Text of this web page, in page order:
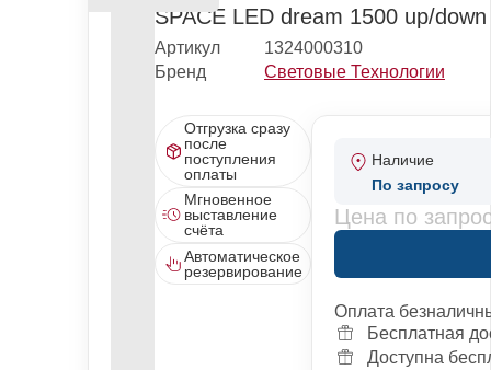
SPACE LED dream 1500 up/
Артикул
1324000310
Бренд
Световые Технологии
Отгрузка сразу
после
поступления
оплаты
Мгновенное
выставление
счёта
Автоматическое
резервирование
Наличие
По запросу
Цена по
Оплата
Бесплатная
Доступна